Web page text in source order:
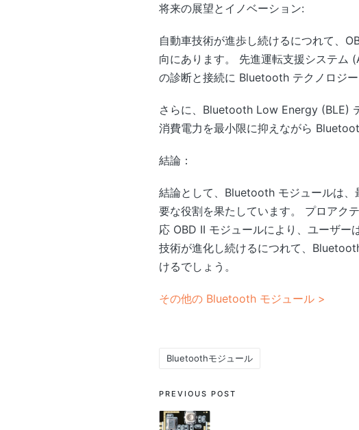
将来の展望とイノベーション:
自動車技術が進歩し続けるにつれて、
向にあります。 先進運転支援システム
の診断と接続に Bluetooth テクノロジ
さらに、Bluetooth Low Energy (BLE)
消費電力を最小限に抑えながら
結論：
結論として、Bluetooth モジュールは
要な役割を果たしています。 プロアク
応 OBD II モジュールにより、ユーザー
技術が進化し続けるにつれて、
けるでしょう。
その他の Bluetooth モジュール >
Tags:
Bluetoothモジュール
Post
navigation
PREVIOUS POST